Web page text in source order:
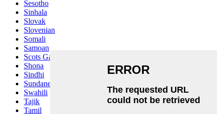
Sesotho
Sinhala
Slovak
Slovenian
Somali
Samoan
Scots Gaelic
Shona
Sindhi
Sundanese
Swahili
Tajik
Tamil